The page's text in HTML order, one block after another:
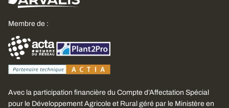
Membre de :
Avec la participation financière du Compte d’Affectation Spécial
pour le Développement Agricole et Rural géré par le Ministère en